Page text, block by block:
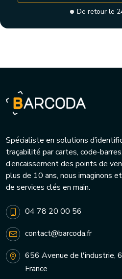
De retour le
Spécialiste en solutions
traçabilité par cartes, code-
d’encaissement des points de
plus de 10 ans, nous imaginons
de services clés en main.
04 78 20 00 56
contact@barcoda.fr
656 Avenue de l'industrie,
France